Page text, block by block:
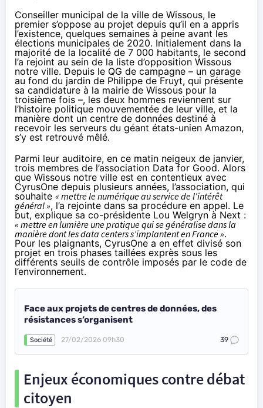
Conseiller municipal de la ville de Wissous, le
premier s’oppose au projet depuis qu’il en a appris
l’existence, quelques semaines à peine avant les
élections municipales de 2020. Initialement dans la
majorité de la localité de 7 000 habitants, le second
l’a rejoint au sein de la liste d’opposition Wissous
notre ville. Depuis le QG de campagne – un garage
au fond du jardin de Philippe de Fruyt, qui présente
sa candidature à la mairie de Wissous pour la
troisième fois –, les deux hommes reviennent sur
l’histoire politique mouvementée de leur ville, et la
manière dont un centre de données destiné à
recevoir les serveurs du géant états-unien Amazon,
s’y est retrouvé mêlé.
Parmi leur auditoire, en ce matin neigeux de janvier,
trois membres de l’association Data for Good. Alors
que Wissous notre ville est en contentieux avec
CyrusOne depuis plusieurs années, l’association, qui
souhaite « mettre le numérique au service de l’intérêt
général », l’a rejointe dans sa procédure en appel. Le
but, explique sa co-présidente Lou Welgryn à Next :
« mettre en lumière une pratique qui se généralise dans la
manière dont les data centers s’implantent en France ».
Pour les plaignants, CyrusOne a en effet divisé son
projet en trois phases taillées exprès sous les
différents seuils de contrôle imposés par le code de
l’environnement.
Face aux projets de centres de données, des
résistances s’organisent
Société 27/02/2026 09h30 39
Enjeux économiques contre débat
citoyen